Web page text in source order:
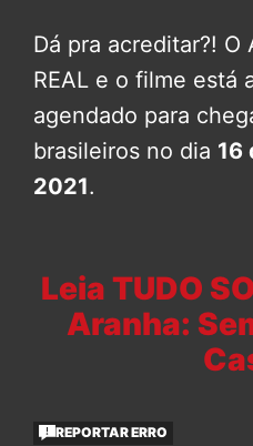
Dá pra acreditar?! O
REAL e o filme está
agendado para
brasileiros no dia 16
2021.
Leia TUDO
Aranha:
REPORTAR ERRO